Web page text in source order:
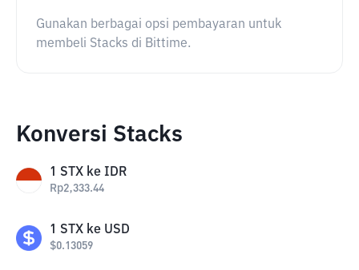
Gunakan berbagai opsi pembayaran untuk
membeli Stacks di Bittime.
Konversi Stacks
1 STX ke IDR
Rp2,333.44
1 STX ke USD
$0.13059